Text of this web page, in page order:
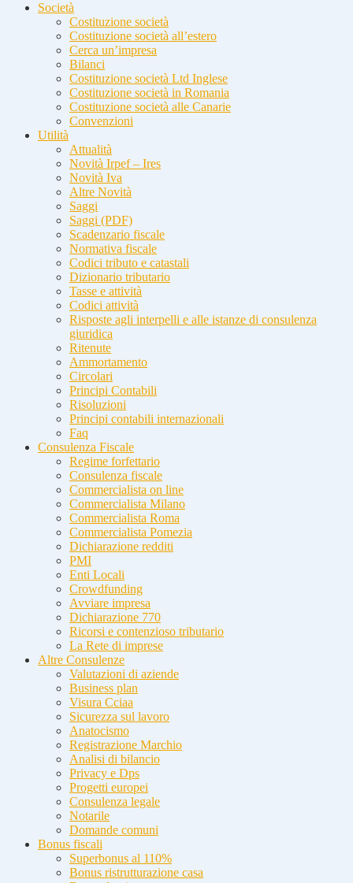
Società
Costituzione società
Costituzione società all’estero
Cerca un’impresa
Bilanci
Costituzione società Ltd Inglese
Costituzione società in Romania
Costituzione società alle Canarie
Convenzioni
Utilità
Attualità
Novità Irpef – Ires
Novità Iva
Altre Novità
Saggi
Saggi (PDF)
Scadenzario fiscale
Normativa fiscale
Codici tributo e catastali
Dizionario tributario
Tasse e attività
Codici attività
Risposte agli interpelli e alle istanze di consulenza
giuridica
Ritenute
Ammortamento
Circolari
Principi Contabili
Risoluzioni
Principi contabili internazionali
Faq
Consulenza Fiscale
Regime forfettario
Consulenza fiscale
Commercialista on line
Commercialista Milano
Commercialista Roma
Commercialista Pomezia
Dichiarazione redditi
PMI
Enti Locali
Crowdfunding
Avviare impresa
Dichiarazione 770
Ricorsi e contenzioso tributario
La Rete di imprese
Altre Consulenze
Valutazioni di aziende
Business plan
Visura Cciaa
Sicurezza sul lavoro
Anatocismo
Registrazione Marchio
Analisi di bilancio
Privacy e Dps
Progetti europei
Consulenza legale
Notarile
Domande comuni
Bonus fiscali
Superbonus al 110%
Bonus ristrutturazione casa